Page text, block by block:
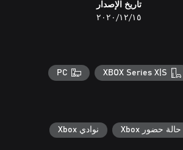
تاريخ الإصدار
١٥‏/١٢‏/٢٠٢٠
XBOX Series X|S
PC
حالة حضور Xbox نوادي Xbox